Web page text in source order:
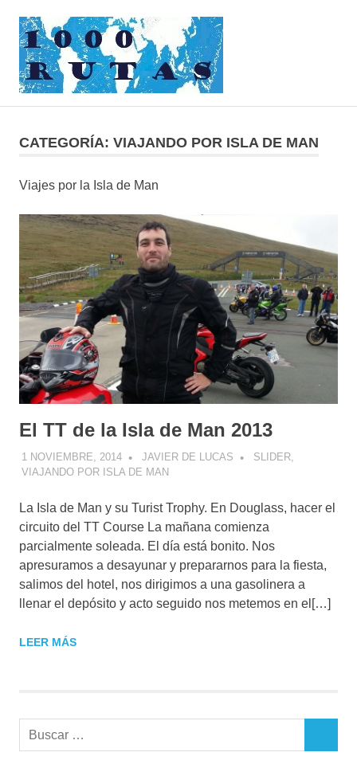
contenido
ruedas
CATEGORÍA: VIAJANDO POR ISLA DE MAN
Viajes por la Isla de Man
El TT de la Isla de Man 2013
1 NOVIEMBRE, 2014 JAVIER DE LUCAS SLIDER,
VIAJANDO POR ISLA DE MAN
La Isla de Man y su Turist Trophy. En Douglass, hacer el
circuito del TT Course La mañana comienza
parcialmente soleada. El día está bonito. Nos
apresuramos a desayunar y prepararnos para la fiesta,
salimos del hotel, nos dirigimos a una gasolinera a
llenar el depósito y acto seguido nos metemos en el[…]
LEER MÁS
Buscar: